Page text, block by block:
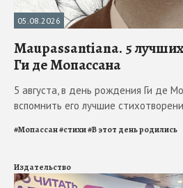
05.08.2026
Maupassantiana. 5
Ги де Мопассана
5 августа, в день рождения Ги де
вспомнить его лучшие
#Мопассан#стихи#В этот день родились
Издательство